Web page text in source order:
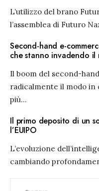
L’utilizzo del brano
l’assemblea di Futuro
Second-hand e-
che stanno invadendo il
Il boom del second-
radicalmente il modo in
più...
Il primo deposito di un
l’EUIPO
L’evoluzione
cambiando